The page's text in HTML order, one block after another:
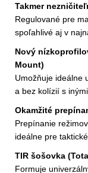
Takmer
Regulované pre
spoľahlivé aj v
Nový
Mount)
Umožňuje ideálne
a bez kolízií s
Okamžité
Prepínanie
ideálne pre
TIR šošovka
Formuje